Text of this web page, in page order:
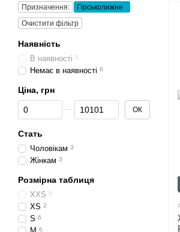
Призначення:
Гірськолижне
Очистити фільтр
Наявність
В наявності 0
Немає в наявності 6
Ціна, грн
Від Ціна, грн
До Ціна, грн ОК
Стать
Чоловікам 3
Жінкам 3
Розмірна таблиця
XXS 0
XS 2
S 6
6